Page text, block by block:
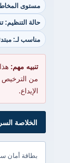
مستوى
حالة التنظيم:
مناسب لـ:
تنبيه مهم:
من الترخيص
الإيداع.
الخلاصة
بطاقة أمان